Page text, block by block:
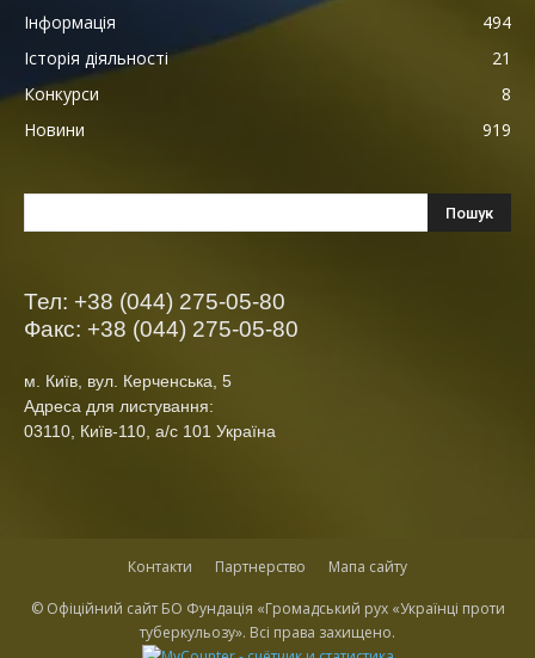
Інформація
494
Історія діяльності
21
Конкурси
8
Новини
919
Тел: +38 (044) 275-05-80
Факс: +38 (044) 275-05-80
м. Київ, вул. Керченська, 5
Адреса для листування:
03110, Київ-110, а/с 101 Україна
Контакти Партнерство Мапа сайту
© Офіційний сайт БО Фундація «Громадський рух «Українці проти
туберкульозу». Всі права захищено.